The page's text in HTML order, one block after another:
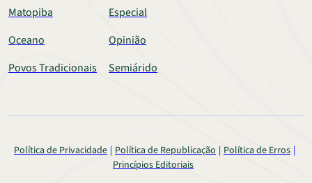
Matopiba
Especial
Oceano
Opinião
Povos Tradicionais
Semiárido
Política de Privacidade Política de Republicação Política de Erros
Princípios Editoriais